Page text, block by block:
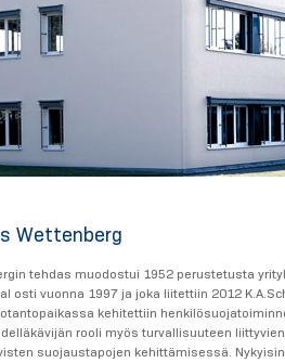
Wettenberg
tehdas muodostui 1952 perustetusta
osti vuonna 1997 ja joka liitettiin 2012
kehitettiin
rooli myös turvallisuuteen
suojaustapojen kehittämisessä.